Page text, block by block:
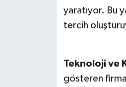
yaratıyor. Bu
tercih
Teknoloji ve
gösteren